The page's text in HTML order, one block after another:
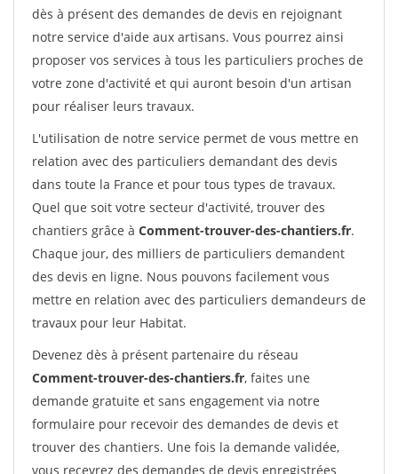
dès à présent des demandes de devis en rejoignant
notre service d'aide aux artisans. Vous pourrez ainsi
proposer vos services à tous les particuliers proches de
votre zone d'activité et qui auront besoin d'un artisan
pour réaliser leurs travaux.
L'utilisation de notre service permet de vous mettre en
relation avec des particuliers demandant des devis
dans toute la France et pour tous types de travaux.
Quel que soit votre secteur d'activité, trouver des
chantiers grâce à Comment-trouver-des-chantiers.fr.
Chaque jour, des milliers de particuliers demandent
des devis en ligne. Nous pouvons facilement vous
mettre en relation avec des particuliers demandeurs de
travaux pour leur Habitat.
Devenez dès à présent partenaire du réseau
Comment-trouver-des-chantiers.fr, faites une
demande gratuite et sans engagement via notre
formulaire pour recevoir des demandes de devis et
trouver des chantiers. Une fois la demande validée,
vous recevrez des demandes de devis enregistrées